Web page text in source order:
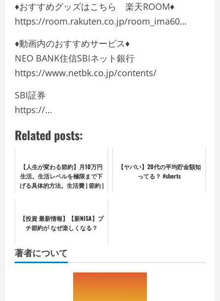
♦︎おすすめグッズはこちら 楽天ROOM♦︎
https://room.rakuten.co.jp/room_ima60…
♦動画内のおすすめサービス♦
NEO BANK住信SBIネット銀行
https://www.netbk.co.jp/contents/
SBI証券
https://…
Related posts:
【人生が変わる節約】月10万円
生活。生活レベルを極限まで下
げる具体的方法。生活費 | 節約 |
【ヤバい】20代の平均貯金額知
ってる？ #shorts
【投資 最新情報】【新NISA】プ
チ節約が なぜ楽しくなる？
著者について